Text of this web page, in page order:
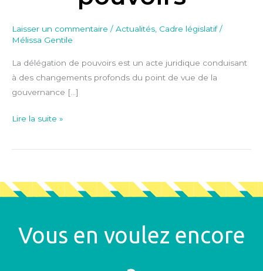
Laisser un commentaire / Actualités, Cadre législatif/
Mélissa Gentile
La délégation de pouvoirs est un acte juridique conduisant
à des changements profonds du point de vue de la
gouvernance […]
Lire la suite »
Vous en voulez encore